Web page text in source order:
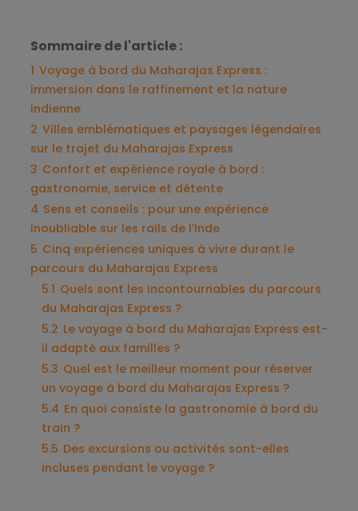
Sommaire de l'article :
1 Voyage à bord du Maharajas Express :
immersion dans le raffinement et la nature
indienne
2 Villes emblématiques et paysages légendaires
sur le trajet du Maharajas Express
3 Confort et expérience royale à bord :
gastronomie, service et détente
4 Sens et conseils : pour une expérience
inoubliable sur les rails de l’Inde
5 Cinq expériences uniques à vivre durant le
parcours du Maharajas Express
5.1 Quels sont les incontournables du parcours
du Maharajas Express ?
5.2 Le voyage à bord du Maharajas Express est-
il adapté aux familles ?
5.3 Quel est le meilleur moment pour réserver
un voyage à bord du Maharajas Express ?
5.4 En quoi consiste la gastronomie à bord du
train ?
5.5 Des excursions ou activités sont-elles
incluses pendant le voyage ?